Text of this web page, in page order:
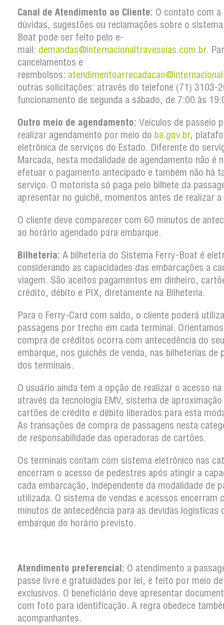
Canal de Atendimento ao Cliente: O contato com a
dúvidas, sugestões ou reclamações sobre o
Boat pode ser feito pelo e-
mail: demandas@internacionaltravessias.com.br.
cancelamentos e
reembolsos:
outras solicitações: através do telefone (71) 3103-
funcionamento de segunda a sábado, de 7:00 às
Outro meio de agendamento: Veículos de passeio
realizar agendamento por meio do ba.gov.br,
eletrônica de serviços do Estado. Diferente do
Marcada, nesta modalidade de agendamento não é
efetuar o pagamento antecipado e também não há
serviço. O motorista só paga pelo bilhete da
apresentar no guichê, momentos antes de realizar
O cliente deve comparecer com 60 minutos de
ao horário agendado para embarque.
Bilheteria: A bilheteria do Sistema Ferry-Boat é
considerando as capacidades das embarcações a
viagem. São aceitos pagamentos em dinheiro,
crédito, débito e PIX, diretamente na Bilheteria.
Para o Ferry-Card com saldo, o cliente poderá
passagens por trecho em cada terminal.
compra de créditos ocorra com antecedência do seu
embarque, nos guichês de venda, nas bilheterias de
dos terminais.
O usuário ainda tem a opção de realizar o acesso
através da tecnologia EMV, sistema de
cartões de crédito e débito liberados para esta
As transações de compra de passagens nesta
de responsabilidade das operadoras de cartões.
Os terminais contam com sistema eletrônico nas
encerram o acesso de pedestres após atingir a
cada embarcação, independente da modalidade de
utilizada. O sistema de vendas e acessos encerram
minutos de antecedência para as devidas logísticas
embarque do horário previsto.
Atendimento preferencial: O atendimento a
passe livre e gratuidades por lei, é feito por meio
exclusivos. O beneficiário deve apresentar
com foto para identificação. A regra obedece
acompanhantes.